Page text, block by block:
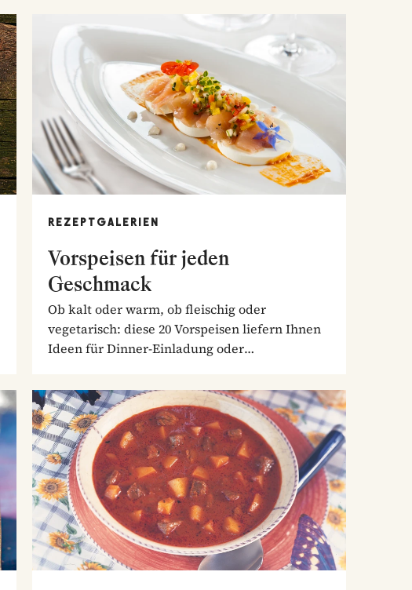
REZEPTGALERIEN
Vorspeisen für jeden
Geschmack
Ob kalt oder warm, ob fleischig oder
vegetarisch: diese 20 Vorspeisen liefern Ihnen
Ideen für Dinner-Einladung oder